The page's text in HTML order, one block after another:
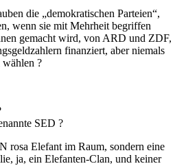
die „demokratischen Parteien“,
wenn sie mit Mehrheit begriffen
gemacht wird, von ARD und ZDF,
finanziert, aber niemals
?
SED ?
rosa Elefant im Raum, sondern eine
ja, ein Elefanten-Clan, und keiner